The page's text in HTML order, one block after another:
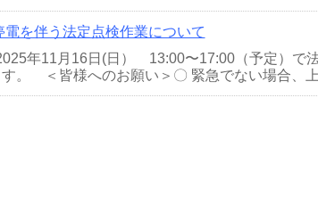
電を伴う法定点検作業について
年11月16日(日） 13:00〜17:00（予定）で
。 ＜皆様へのお願い＞〇 緊急でない場合、